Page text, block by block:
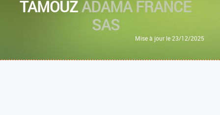
TAMOUZADAMA FRANCE
SAS
Mise à jour le 23/12/2025